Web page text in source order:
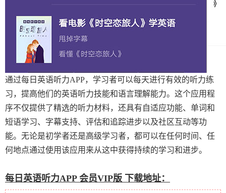
通过每日英语听力APP，学习者可以每天进行有效的听力练
习，提高他们的英语听力技能和语言理解能力。这个应用程
序不仅提供了精选的听力材料，还具有自适应功能、单词和
短语学习、字幕支持、评估和追踪进步以及社区互动等功
能。无论是初学者还是高级学习者，都可以在任何时间、任
何地点通过使用该应用来从这中获得持续的学习和进步。
每日英语听力APP 会员VIP版 下载地址：